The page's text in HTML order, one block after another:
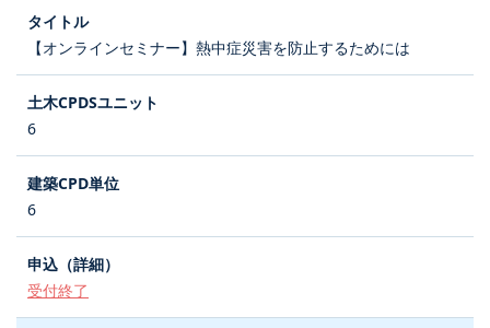
【オンラインセミナー】熱中症災害を防止するためには
6
6
受付終了